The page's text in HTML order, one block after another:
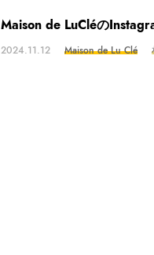
Maison de LuCléの
2024.11.12 Maison de Lu Clé